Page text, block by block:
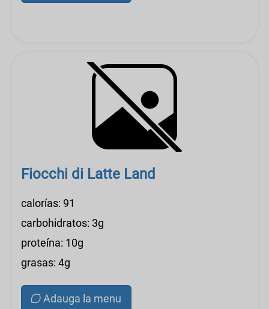
Fiocchi di Latte Land
calorías: 91
carbohidratos: 3g
proteína: 10g
grasas: 4g
Adauga la menu